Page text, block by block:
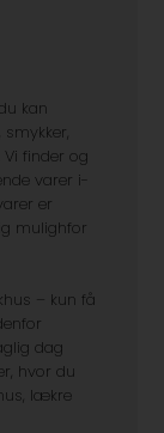
kan
finder og
varer i-
er
mulighfor
– kun få
dag
hvor du
lækre